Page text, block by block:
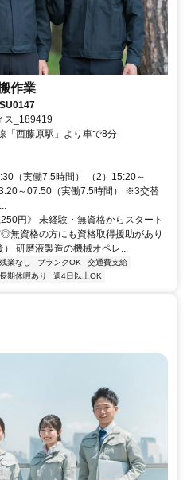
作業
ス_189419
「西藤原駅」より車で8分
（実働7.5時間） （2）15:20～
～07:50（実働7.5時間） ※3交替
円》 未経験・無資格からスタート
無資格の方にも資格取得援助があり
研磨液製造の機械オペレ...
残業なし ブランクOK
交通費支給
長期休暇あり 週4日以上OK